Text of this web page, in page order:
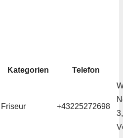
Kategorien Telefon
Friseur +43225272698